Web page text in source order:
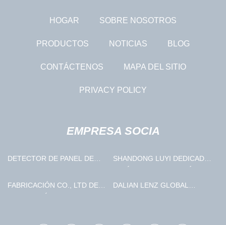
HOGAR SOBRE NOSOTROS
PRODUCTOS NOTICIAS BLOG
CONTÁCTENOS MAPA DEL SITIO
PRIVACY POLICY
EMPRESA SOCIA
DETECTOR DE PANEL DE
SHANDONG LUYI DEDICADO
CO., LTD.
FABRICACIÓN CO., LTD DE
DALIAN LENZ GLOBAL